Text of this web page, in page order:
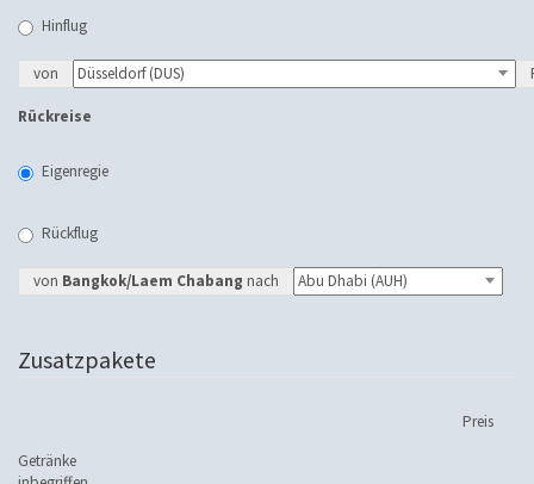
Hinflug
von
Rückreise
Eigenregie
Rückflug
von Bangkok/Laem Chabang nach
Zusatzpakete
Preis
Getränke